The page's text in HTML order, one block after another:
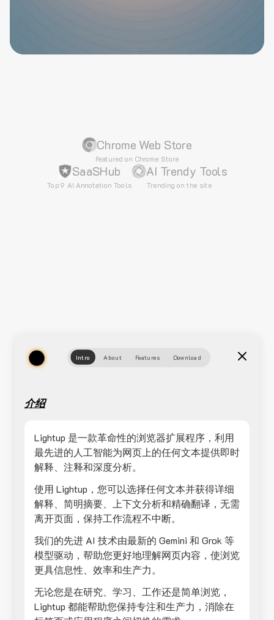
Chrome Web Store
Featured on Chrome Store
SaaSHub
Top 9 AI Annotation Tools
AI Trendy Tools
Trending on the site
Intro About Features Download
介绍
Lightup 是一款革命性的浏览器扩展程序，利用
最先进的人工智能为网页上的任何文本提供即时
解释、注释和深度分析。
使用 Lightup，您可以选择任何文本并获得详细
解释、简明摘要、上下文分析和精确翻译，无需
离开页面，保持工作流程不中断。
我们的先进 AI 技术由最新的 Gemini 和 Grok 等
模型驱动，帮助您更好地理解网页内容，使浏览
更具信息性、效率和生产力。
无论您是在研究、学习、工作还是简单浏览，
Lightup 都能帮助您保持专注和生产力，消除在